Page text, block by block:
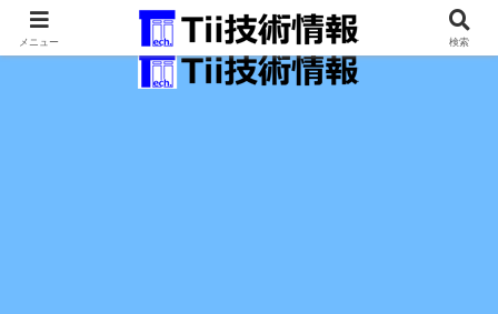
最新の科学技術の情報インフラ。
メニュー 検索